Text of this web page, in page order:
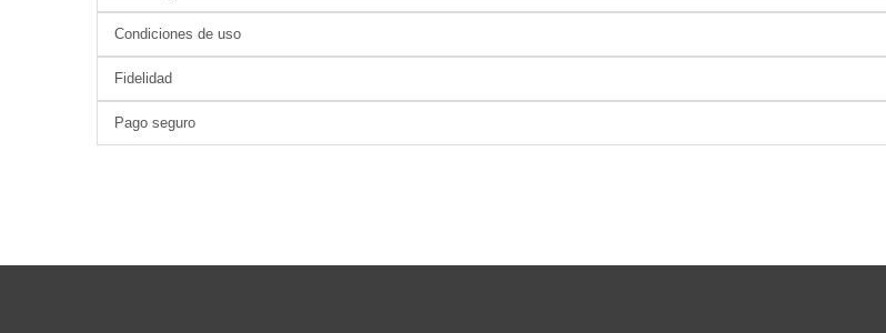
Condiciones de uso
Fidelidad
Pago seguro